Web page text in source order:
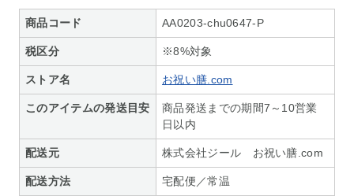
商品コード AA0203-chu0647-P
税区分 ※8%対象
ストア名 お祝い膳.com
このアイテムの発送目安
商品発送までの期間7～10営業
日以内
配送元 株式会社ジール お祝い膳.com
配送方法 宅配便／常温